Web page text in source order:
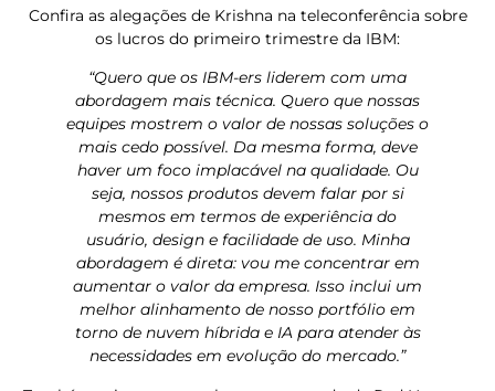
Confira as alegações de Krishna na teleconferência sobre
os lucros do primeiro trimestre da IBM:
“Quero que os IBM-ers liderem com uma
abordagem mais técnica. Quero que nossas
equipes mostrem o valor de nossas soluções o
mais cedo possível. Da mesma forma, deve
haver um foco implacável na qualidade. Ou
seja, nossos produtos devem falar por si
mesmos em termos de experiência do
usuário, design e facilidade de uso. Minha
abordagem é direta: vou me concentrar em
aumentar o valor da empresa. Isso inclui um
melhor alinhamento de nosso portfólio em
torno de nuvem híbrida e IA para atender às
necessidades em evolução do mercado.”